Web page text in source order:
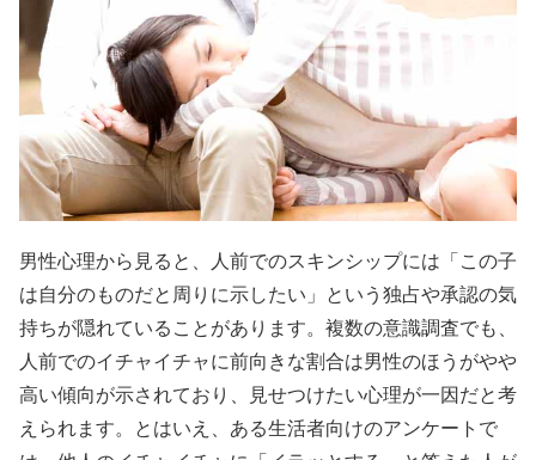
男性心理から見ると、人前でのスキンシップには「この子
は自分のものだと周りに示したい」という独占や承認の気
持ちが隠れていることがあります。複数の意識調査でも、
人前でのイチャイチャに前向きな割合は男性のほうがやや
高い傾向が示されており、見せつけたい心理が一因だと考
えられます。とはいえ、ある生活者向けのアンケートで